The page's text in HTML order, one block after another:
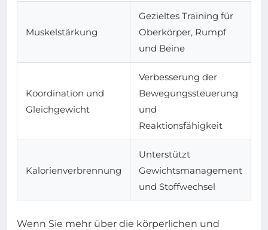
Muskelstärkung
Gezieltes Training für
Oberkörper, Rumpf
und Beine
Koordination und
Gleichgewicht
Verbesserung der
Bewegungssteuerung
und
Reaktionsfähigkeit
Kalorienverbrennung
Unterstützt
Gewichtsmanagement
und Stoffwechsel
Wenn Sie mehr über die körperlichen und